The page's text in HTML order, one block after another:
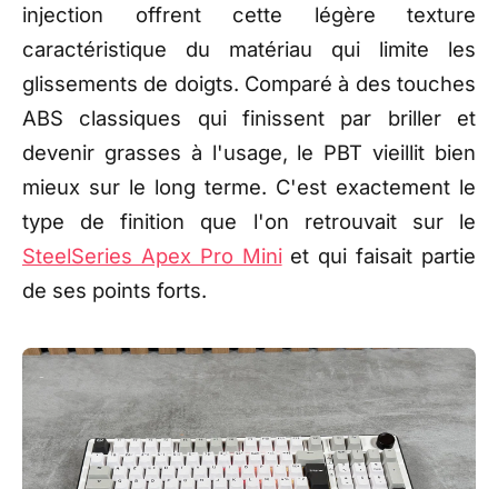
injection offrent cette légère texture
caractéristique du matériau qui limite les
glissements de doigts. Comparé à des touches
ABS classiques qui finissent par briller et
devenir grasses à l'usage, le PBT vieillit bien
mieux sur le long terme. C'est exactement le
type de finition que l'on retrouvait sur le
SteelSeries Apex Pro Miniet qui faisait partie
de ses points forts.